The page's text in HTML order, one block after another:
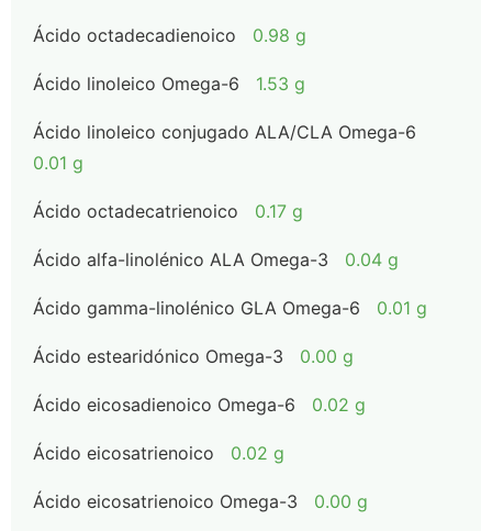
Ácido octadecadienoico 0.98 g
Ácido linoleico Omega-6 1.53 g
Ácido linoleico conjugado ALA/CLA Omega-6
0.01 g
Ácido octadecatrienoico 0.17 g
Ácido alfa-linolénico ALA Omega-3 0.04 g
Ácido gamma-linolénico GLA Omega-6 0.01 g
Ácido estearidónico Omega-3 0.00 g
Ácido eicosadienoico Omega-6 0.02 g
Ácido eicosatrienoico 0.02 g
Ácido eicosatrienoico Omega-3 0.00 g